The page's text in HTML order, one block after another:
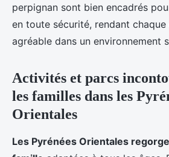
perpignan sont bien encadrés
en toute sécurité, rendant
agréable dans un environnement
Activités et parcs
les familles dans les
Orientales
Les Pyrénées Orientales